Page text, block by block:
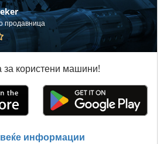
продавница
за користени машини!
информации